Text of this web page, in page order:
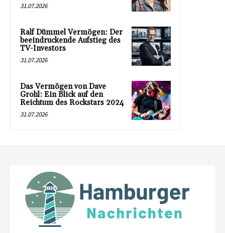
31.07.2026
Ralf Dümmel Vermögen: Der
beeindruckende Aufstieg des
TV-Investors
31.07.2026
Das Vermögen von Dave
Grohl: Ein Blick auf den
Reichtum des Rockstars 2024
31.07.2026